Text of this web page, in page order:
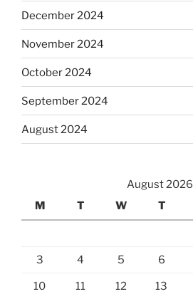
December 2024
November 2024
October 2024
September 2024
August 2024
August 2026
M
T W T
3 4 5 6
10 11 12 13